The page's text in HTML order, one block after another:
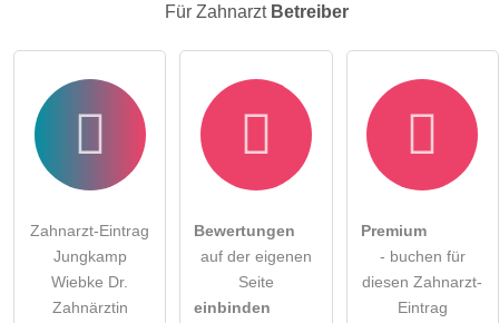
Für Zahnarzt Betreiber
Zahnarzt-Eintrag
Jungkamp
Wiebke Dr.
Zahnärztin
Bewertungen
auf der eigenen
Seite
einbinden
Premium
- buchen für
diesen Zahnarzt-
Eintrag